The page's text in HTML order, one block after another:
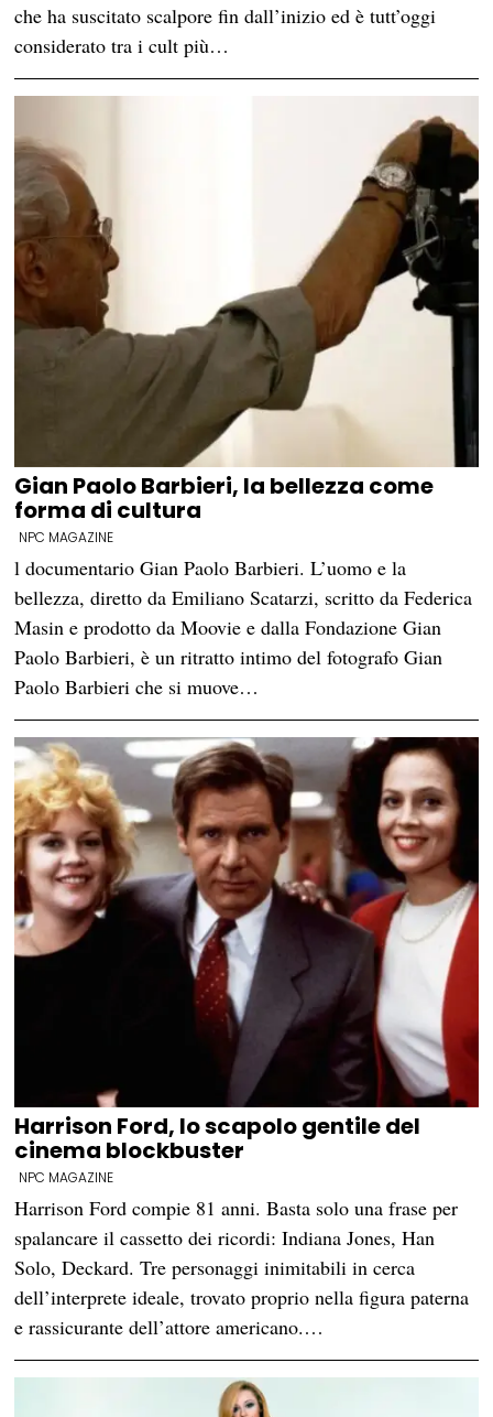
che ha suscitato scalpore fin dall’inizio ed è tutt’oggi
considerato tra i cult più…
Gian Paolo Barbieri, la bellezza come
forma di cultura
NPC MAGAZINE
l documentario Gian Paolo Barbieri. L’uomo e la
bellezza, diretto da Emiliano Scatarzi, scritto da Federica
Masin e prodotto da Moovie e dalla Fondazione Gian
Paolo Barbieri, è un ritratto intimo del fotografo Gian
Paolo Barbieri che si muove…
Harrison Ford, lo scapolo gentile del
cinema blockbuster
NPC MAGAZINE
Harrison Ford compie 81 anni. Basta solo una frase per
spalancare il cassetto dei ricordi: Indiana Jones, Han
Solo, Deckard. Tre personaggi inimitabili in cerca
dell’interprete ideale, trovato proprio nella figura paterna
e rassicurante dell’attore americano.…